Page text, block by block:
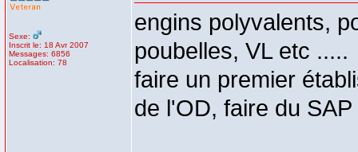
Sexe:
Inscrit le: 18 Avr 2007
Messages: 6856
Localisation: 78
engins polyvalents,
poubelles, VL etc .....
faire un premier
de l'OD, faire du